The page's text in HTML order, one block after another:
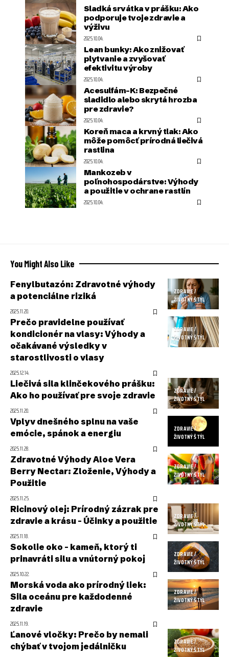
Sladká srvátka v prášku: Ako
podporuje tvoje zdravie a
výživu
2025.10.04.
Lean bunky: Ako znižovať
plytvanie a zvyšovať
efektivitu výroby
2025.10.04.
Acesulfám-K: Bezpečné
sladidlo alebo skrytá hrozba
pre zdravie?
2025.10.04.
Koreň maca a krvný tlak: Ako
môže pomôcť prírodná liečivá
rastlina
2025.10.04.
Mankozeb v
poľnohospodárstve: Výhody
a použitie v ochrane rastlín
2025.10.04.
You Might Also Like
ZDRAVIE /
ŽIVOTNÝ ŠTÝL
Fenylbutazón: Zdravotné výhody
a potenciálne riziká
2025.11.20.
ZDRAVIE /
ŽIVOTNÝ ŠTÝL
Prečo pravidelne používať
kondicionér na vlasy: Výhody a
očakávané výsledky v
starostlivosti o vlasy
2025.12.14.
ZDRAVIE /
ŽIVOTNÝ ŠTÝL
Liečivá sila klinčekového prášku:
Ako ho používať pre svoje zdravie
2025.11.20.
ZDRAVIE /
ŽIVOTNÝ ŠTÝL
Vplyv dnešného splnu na vaše
emócie, spánok a energiu
2025.11.28.
ZDRAVIE /
ŽIVOTNÝ ŠTÝL
Zdravotné Výhody Aloe Vera
Berry Nectar: Zloženie, Výhody a
Použitie
2025.11.25.
ZDRAVIE /
ŽIVOTNÝ ŠTÝL
Ricinový olej: Prírodný zázrak pre
zdravie a krásu – Účinky a použitie
2025.11.18.
ZDRAVIE /
ŽIVOTNÝ ŠTÝL
Sokolie oko – kameň, ktorý ti
prinavráti silu a vnútorný pokoj
2025.10.22.
ZDRAVIE /
ŽIVOTNÝ ŠTÝL
Morská voda ako prírodný liek:
Sila oceánu pre každodenné
zdravie
2025.11.19.
ZDRAVIE /
ŽIVOTNÝ ŠTÝL
Ľanové vločky: Prečo by nemali
chýbať v tvojom jedálničku